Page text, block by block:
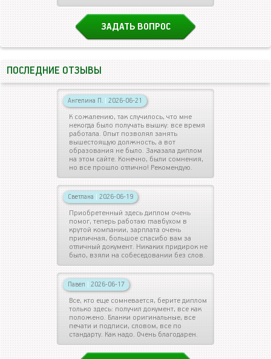
ЗАДАТЬ ВОПРОС
ПОСЛЕДНИЕ ОТЗЫВЫ
Ангелина П. | 2026-06-21
К сожалению, так случилось, что мне
некогда было получать вышку: все время
работала. Опыт позволял занять
вышестоящую должность, а вот
образования не было. Заказала диплом
на этом сайте. Конечно, были сомнения,
но все прошло отлично! Рекомендую.
Светлана | 2026-06-19
Приобретенный здесь диплом очень
помог, теперь работаю главбухом в
крутой компании, зарплата очень
приличная, большое спасибо вам за
отличный документ. Никаких придирок не
было, взяли на собеседовании без слов.
Павел | 2026-06-17
Все, кто еще сомневается, берите диплом
только здесь: получил документ, все как
положено. Бланки оригинальные, все
печати и подписи, словом, все по
стандарту. Как надо. Очень благодарен.